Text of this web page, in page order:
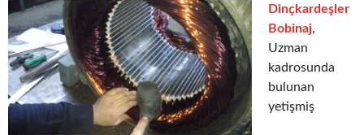
Dinçkardeşler
Bobinaj,
Uzman
kadrosunda
bulunan
yetişmiş